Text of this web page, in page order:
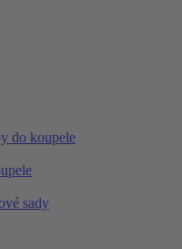
do koupele
sady